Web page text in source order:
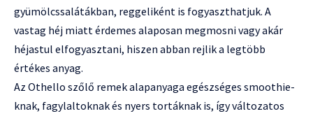
gyümölcssalátákban, reggeliként is fogyaszthatjuk. A
vastag héj miatt érdemes alaposan megmosni vagy akár
héjastul elfogyasztani, hiszen abban rejlik a legtöbb
értékes anyag.
Az Othello szőlő remek alapanyaga egészséges smoothie-
knak, fagylaltoknak és nyers tortáknak is, így változatos